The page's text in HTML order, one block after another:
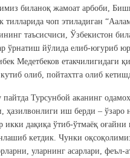
биланоқ жамоат арбоби,
тилларида чоп этиладиган
таъсисчиси, Ўзбекистон
ўрнатиш йўлида елиб-югуриб
Медетбеков етакчилигидаги
олиб, пойтахтга олиб
Турсунбой аканинг
ҳазилвонлиги иш берди – ўзаро
икки дақиқа ўтиб-ўтмаёқ оғайни
кетдик. Чунки
уларнинг асарлари, феъл-